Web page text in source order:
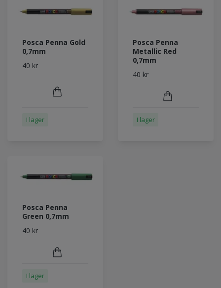
Posca Penna Gold
0,7mm
40 kr
I lager
Posca Penna
Metallic Red
0,7mm
40 kr
I lager
Posca Penna
Green 0,7mm
40 kr
I lager